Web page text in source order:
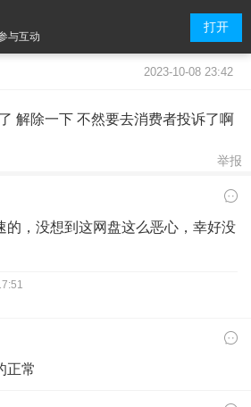
与互动
打开
2023-10-08 23:42
解除一下 不然要去消费者投诉了啊
举报
的，没想到这网盘这么恶心，幸好没
正常